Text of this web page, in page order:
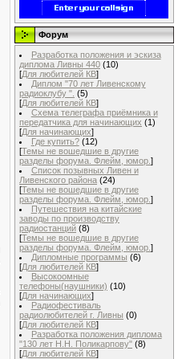
Форум
Разработка положения и эскиза
диплома Ливны 440 (10)
[Для любителей КВ]
Диплом "70 лет Ливенскому
радиоклубу ". (5)
[Для любителей КВ]
Схема телеграфа приёмника и
передатчика для начинающих (1)
[Для начинающих]
Где купить? (12)
[Темы не вошедшие в другие
разделы форума. Флейм, юмор. ]
Список позывных Ливен и
Ливенского района (24)
[Темы не вошедшие в другие
разделы форума. Флейм, юмор. ]
Путешествия на китайские
заводы по производству
радиостанций (8)
[Темы не вошедшие в другие
разделы форума. Флейм, юмор. ]
Дипломные программы (6)
[Для любителей КВ]
Высокоомные
телефоны(наушники) (10)
[Для начинающих]
Радиофестиваль
радиолюбителей г. Ливны (0)
[Для любителей КВ]
Разработка положения диплома
"130 лет Н.Н. Поликарпову" (8)
[Для любителей КВ]